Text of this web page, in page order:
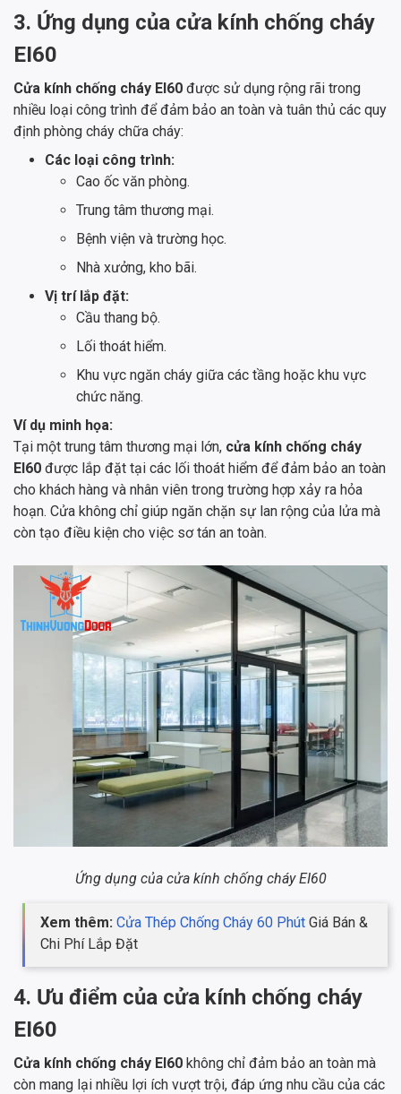
3. Ứng dụng của cửa kính chống cháy
EI60
Cửa kính chống cháy EI60 được sử dụng rộng rãi trong
nhiều loại công trình để đảm bảo an toàn và tuân thủ các quy
định phòng cháy chữa cháy:
Các loại công trình:
Cao ốc văn phòng.
Trung tâm thương mại.
Bệnh viện và trường học.
Nhà xưởng, kho bãi.
Vị trí lắp đặt:
Cầu thang bộ.
Lối thoát hiểm.
Khu vực ngăn cháy giữa các tầng hoặc khu vực
chức năng.
Ví dụ minh họa:
Tại một trung tâm thương mại lớn, cửa kính chống cháy
EI60 được lắp đặt tại các lối thoát hiểm để đảm bảo an toàn
cho khách hàng và nhân viên trong trường hợp xảy ra hỏa
hoạn. Cửa không chỉ giúp ngăn chặn sự lan rộng của lửa mà
còn tạo điều kiện cho việc sơ tán an toàn.
Ứng dụng của cửa kính chống cháy EI60
Xem thêm: Cửa Thép Chống Cháy 60 Phút Giá Bán &
Chi Phí Lắp Đặt
4. Ưu điểm của cửa kính chống cháy
EI60
Cửa kính chống cháy EI60 không chỉ đảm bảo an toàn mà
còn mang lại nhiều lợi ích vượt trội, đáp ứng nhu cầu của các